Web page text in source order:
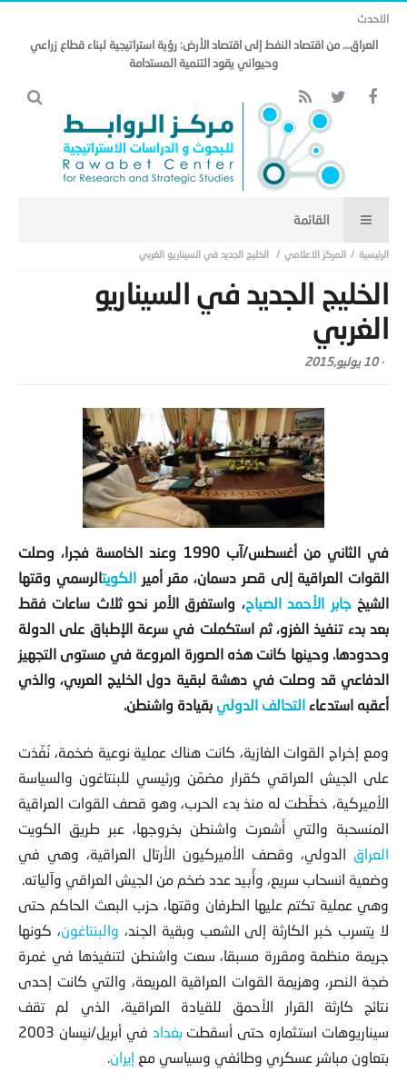
الاحدث
العراق… من اقتصاد النفط إلى اقتصاد الأرض: رؤية استراتيجية لبناء قطاع زراعي
وحيواني يقود التنمية المستدامة
المركز الاعلامي الخليج الجديد في السيناريو الغربي
الخليج الجديد في السيناريو
الغربي
-10 يوليو,2015
في الثاني من أغسطس/آب 1990 وعند الخامسة فجرا، وصلت
القوات العراقية إلى قصر دسمان، مقر أميرالكويتالرسمي وقتها
الشيخجابر الأحمد الصباح، واستغرق الأمر نحو ثلاث ساعات فقط
بعد بدء تنفيذ الغزو، ثم استكملت في سرعة الإطباق على الدولة
وحدودها. وحينها كانت هذه الصورة المروعة في مستوى التجهيز
الدفاعي قد وصلت في دهشة لبقية دول الخليج العربي، والذي
أعقبه استدعاء التحالف الدولي بقيادة واشنطن.
ومع إخراج القوات الغازية، كانت هناك عملية نوعية ضخمة، نُفّذت
على الجيش العراقي كقرار مضمّن ورئيسي للبنتاغون والسياسة
الأميركية، خطّطت له منذ بدء الحرب، وهو قصف القوات العراقية
المنسحبة والتي أَشعرت واشنطن بخروجها، عبر طريق الكويت
العراق الدولي، وقصف الأميركيون الأرتال العراقية، وهي في
وضعية انسحاب سريع، وأُبيد عدد ضخم من الجيش العراقي وآلياته.
وهي عملية تكتم عليها الطرفان وقتها، حزب البعث الحاكم حتى
لا يتسرب خبر الكارثة إلى الشعب وبقية الجند، والبنتاغون، كونها
جريمة منظمة ومقررة مسبقا، سعت واشنطن لتنفيذها في غمرة
ضجة النصر، وهزيمة القوات العراقية المريعة، والتي كانت إحدى
نتائج كارثة القرار الأحمق للقيادة العراقية، الذي لم تقف
سيناريوهات استثماره حتى أسقطت بغداد
في أبريل/نيسان 2003
بتعاون مباشر عسكري وطائفي وسياسي مع إيران